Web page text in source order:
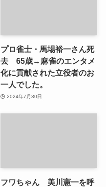
プロ雀士・馬場裕一さん死
去 65歳→麻雀のエンタメ
化に貢献された立役者のお
一人でした。
2024年7月30日
フワちゃん 美川憲一を呼